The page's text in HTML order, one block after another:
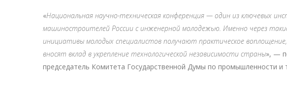
«Национальная научно-техническая конференция — один из ключевых
машиностроителей России с инженерной молодежью. Именно через
инициативы молодых специалистов получают практическое
вносят вклад в укрепление технологической независимости страны», —
председатель Комитета Государственной Думы по промышленности и